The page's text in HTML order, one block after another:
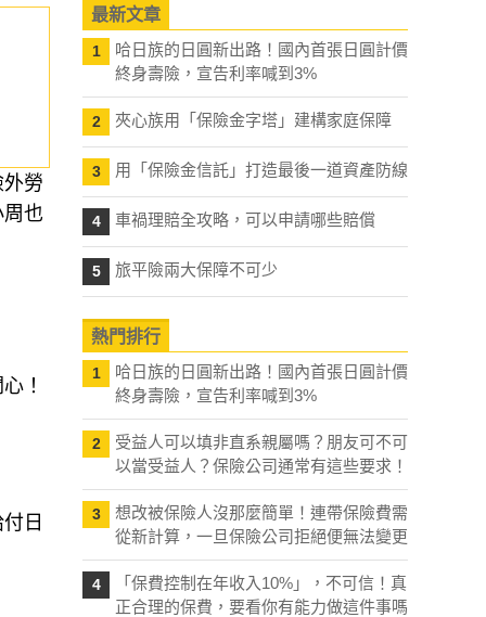
勞
也
！
日
最新文章
1
哈日族的日圓新出路！國內首張日圓計價
終身壽險，宣告利率喊到3%
2 夾心族用「保險金字塔」建構家庭保障
3 用「保險金信託」打造最後一道資產防線
4 車禍理賠全攻略，可以申請哪些賠償
5 旅平險兩大保障不可少
熱門排行
1
哈日族的日圓新出路！國內首張日圓計價
終身壽險，宣告利率喊到3%
2
受益人可以填非直系親屬嗎？朋友可不可
以當受益人？保險公司通常有這些要求！
3
想改被保險人沒那麼簡單！連帶保險費需
從新計算，一旦保險公司拒絕便無法變更
4
「保費控制在年收入10%」，不可信！真
正合理的保費，要看你有能力做這件事嗎